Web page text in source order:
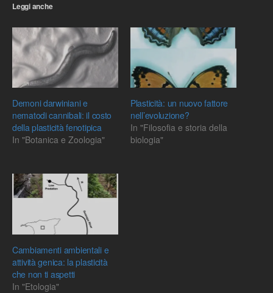
Leggi anche
Demoni darwiniani e
nematodi cannibali: il costo
della plasticità fenotipica
In "Botanica e Zoologia"
Plasticità: un nuovo fattore
nell’evoluzione?
In "Filosofia e storia della
biologia"
Cambiamenti ambientali e
attività genica: la plasticità
che non ti aspetti
In "Etologia"